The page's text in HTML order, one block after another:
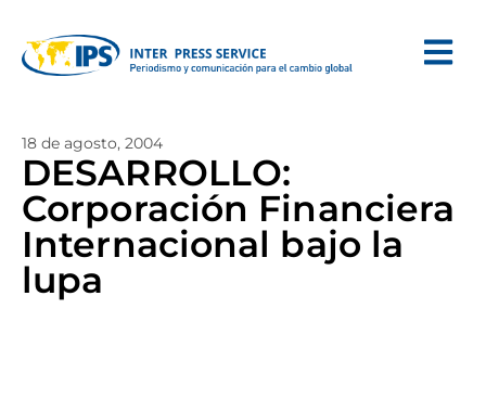
18 de agosto, 2004
DESARROLLO:
Corporación Financiera
Internacional bajo la
lupa